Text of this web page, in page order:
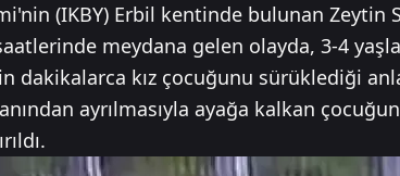
(IKBY) Erbil kentinde bulunan Zeytin
meydana gelen olayda, 3-4
dakikalarca kız çocuğunu sürüklediği
ayrılmasıyla ayağa kalkan